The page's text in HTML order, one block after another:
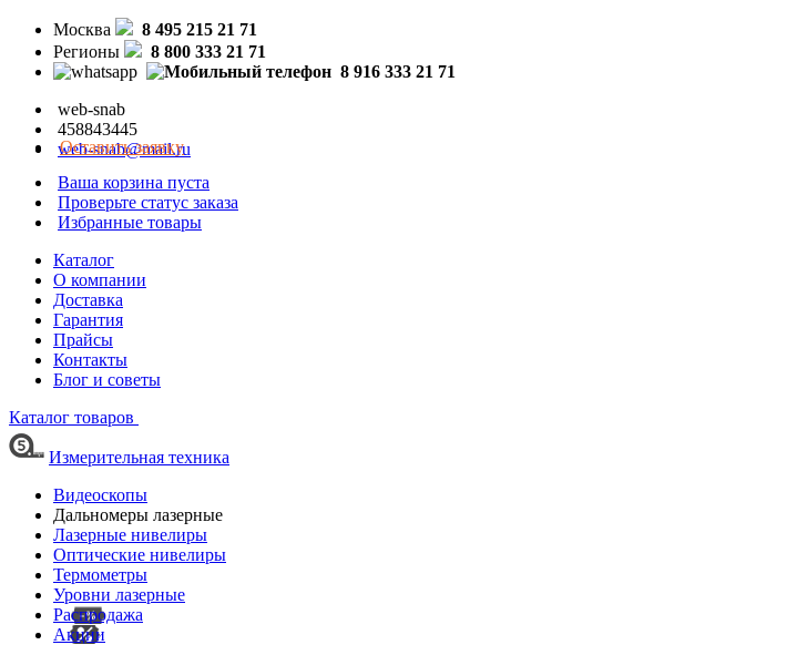
Москва
8 495 215 21 71
Регионы
8 800 333 21 71
8 916 333 21 71
web-snab
458843445
web-snab@mail.ru
Оставить заявку
Ваша корзина пуста
Проверьте статус заказа
Избранные товары
Каталог
О компании
Доставка
Гарантия
Прайсы
Контакты
Блог и советы
Каталог товаров
Измерительная техника
Видеоскопы
Дальномеры лазерные
Лазерные нивелиры
Оптические нивелиры
Термометры
Уровни лазерные
Распродажа
Акции